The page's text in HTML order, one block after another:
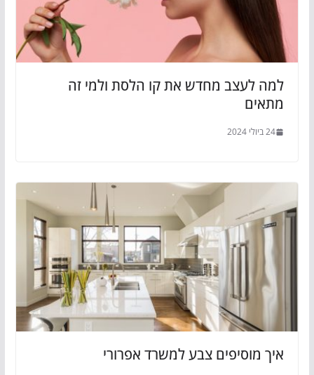
למה לעצב מחדש את קו הלסת ולמי זה
מתאים
24 ביולי 2024
איך מוסיפים צבע למשרד אפרורי